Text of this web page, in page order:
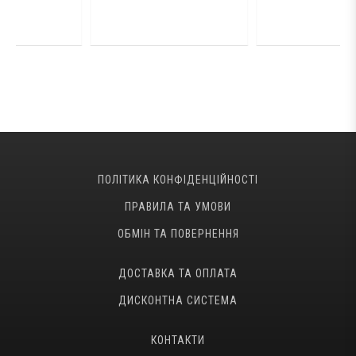
ПОЛІТИКА КОНФІДЕНЦІЙНОСТІ
ПРАВИЛА ТА УМОВИ
ОБМІН ТА ПОВЕРНЕННЯ
ДОСТАВКА ТА ОПЛАТА
ДИСКОНТНА СИСТЕМА
КОНТАКТИ